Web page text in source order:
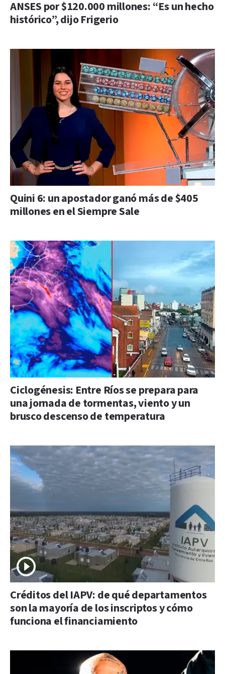
ANSES por $120.000 millones: “Es un hecho
histórico”, dijo Frigerio
Quini 6: un apostador ganó más de $405
millones en el Siempre Sale
Ciclogénesis: Entre Ríos se prepara para
una jornada de tormentas, viento y un
brusco descenso de temperatura
Créditos del IAPV: de qué departamentos
son la mayoría de los inscriptos y cómo
funciona el financiamiento